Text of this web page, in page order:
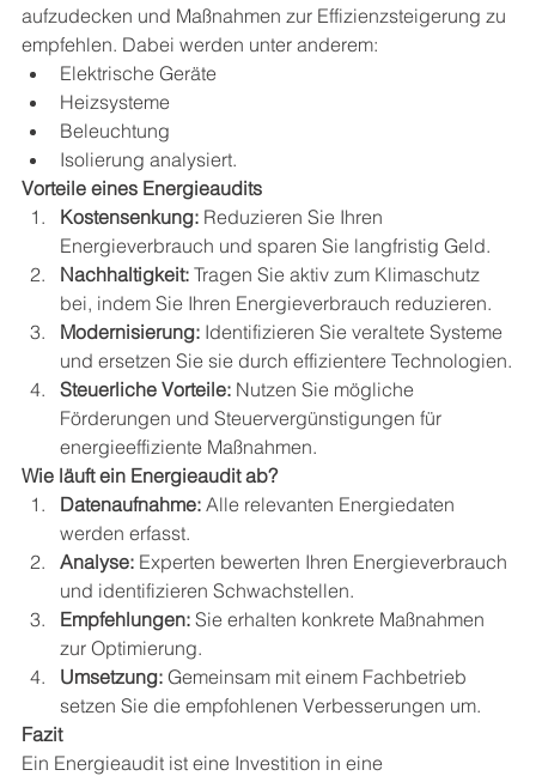
aufzudecken und Maßnahmen zur Effizienzsteigerung zu
empfehlen. Dabei werden unter anderem:
Elektrische Geräte
Heizsysteme
Beleuchtung
Isolierung analysiert.
Vorteile eines Energieaudits
Kostensenkung: Reduzieren Sie Ihren
Energieverbrauch und sparen Sie langfristig Geld.
Nachhaltigkeit: Tragen Sie aktiv zum Klimaschutz
bei, indem Sie Ihren Energieverbrauch reduzieren.
Modernisierung: Identifizieren Sie veraltete Systeme
und ersetzen Sie sie durch effizientere Technologien.
Steuerliche Vorteile: Nutzen Sie mögliche
Förderungen und Steuervergünstigungen für
energieeffiziente Maßnahmen.
Wie läuft ein Energieaudit ab?
Datenaufnahme: Alle relevanten Energiedaten
werden erfasst.
Analyse: Experten bewerten Ihren Energieverbrauch
und identifizieren Schwachstellen.
Empfehlungen: Sie erhalten konkrete Maßnahmen
zur Optimierung.
Umsetzung: Gemeinsam mit einem Fachbetrieb
setzen Sie die empfohlenen Verbesserungen um.
Fazit
Ein Energieaudit ist eine Investition in eine